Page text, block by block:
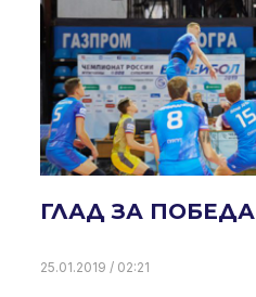
ГЛАД ЗА ПОБЕДА
25.01.2019 / 02:21